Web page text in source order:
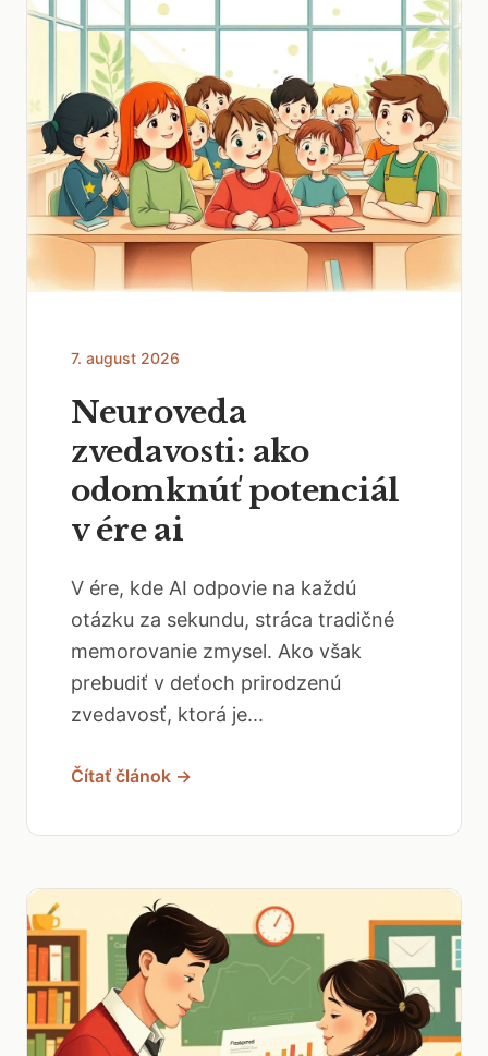
7. august 2026
Neuroveda
zvedavosti: ako
odomknúť potenciál
v ére ai
V ére, kde AI odpovie na každú
otázku za sekundu, stráca tradičné
memorovanie zmysel. Ako však
prebudiť v deťoch prirodzenú
zvedavosť, ktorá je...
Čítať článok →